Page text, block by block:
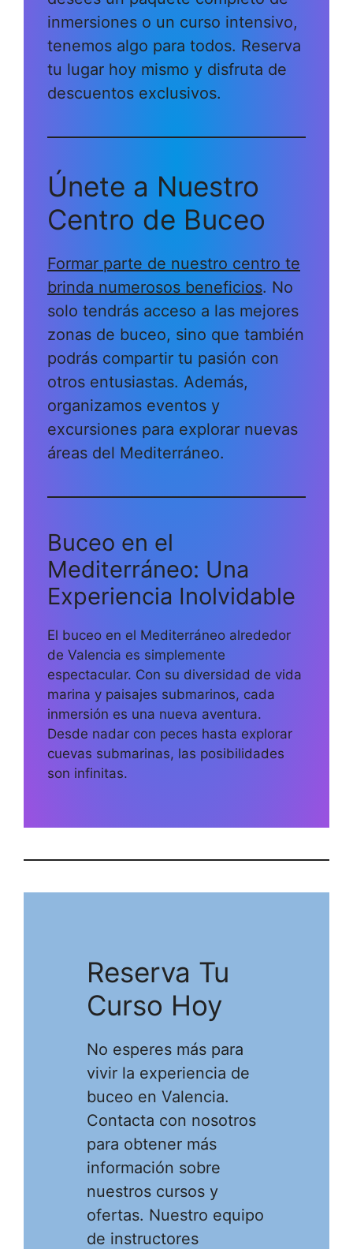
inmersiones o un curso intensivo,
tenemos algo para todos. Reserva
tu lugar hoy mismo y disfruta de
descuentos exclusivos.
Únete a Nuestro
Centro de Buceo
Formar parte de nuestro centro te
brinda numerosos beneficios. No
solo tendrás acceso a las mejores
zonas de buceo, sino que también
podrás compartir tu pasión con
otros entusiastas. Además,
organizamos eventos y
excursiones para explorar nuevas
áreas del Mediterráneo.
Buceo en el
Mediterráneo: Una
Experiencia Inolvidable
El buceo en el Mediterráneo alrededor
de Valencia es simplemente
espectacular. Con su diversidad de vida
marina y paisajes submarinos, cada
inmersión es una nueva aventura.
Desde nadar con peces hasta explorar
cuevas submarinas, las posibilidades
son infinitas.
Reserva Tu
Curso Hoy
No esperes más para
vivir la experiencia de
buceo en Valencia.
Contacta con nosotros
para obtener más
información sobre
nuestros cursos y
ofertas. Nuestro equipo
de instructores